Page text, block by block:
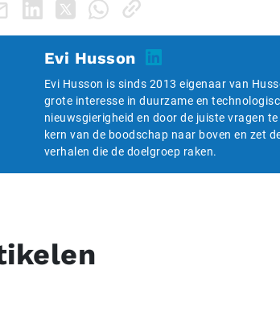
Evi Husson
Evi Husson is sinds 2013 eigenaar van
grote interesse in duurzame en
nieuwsgierigheid en door de juiste vragen
kern van de boodschap naar boven en zet
verhalen die de doelgroep raken.